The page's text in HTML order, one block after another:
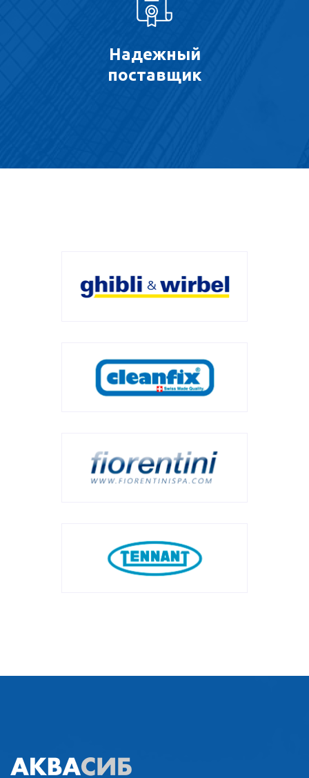
Надежный
поставщик